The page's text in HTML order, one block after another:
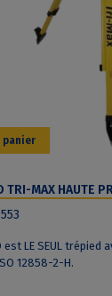
panier
TRI-MAX HAUTE
est LE SEUL
12858-2-H.